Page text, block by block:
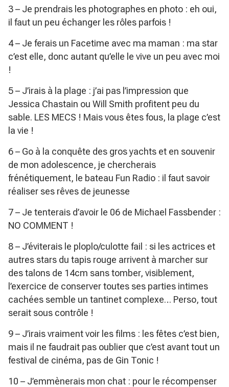
3 – Je prendrais les photographes en photo : eh oui,
il faut un peu échanger les rôles parfois !
4 – Je ferais un Facetime avec ma maman : ma star
c’est elle, donc autant qu’elle le vive un peu avec moi
!
5 – J’irais à la plage : j’ai pas l’impression que
Jessica Chastain ou Will Smith profitent peu du
sable. LES MECS ! Mais vous êtes fous, la plage c’est
la vie !
6 – Go à la conquête des gros yachts et en souvenir
de mon adolescence, je chercherais
frénétiquement, le bateau Fun Radio : il faut savoir
réaliser ses rêves de jeunesse
7 – Je tenterais d’avoir le 06 de Michael Fassbender :
NO COMMENT !
8 – J’éviterais le ploplo/culotte fail : si les actrices et
autres stars du tapis rouge arrivent à marcher sur
des talons de 14cm sans tomber, visiblement,
l’exercice de conserver toutes ses parties intimes
cachées semble un tantinet complexe… Perso, tout
serait sous contrôle !
9 – J’irais vraiment voir les films : les fêtes c’est bien,
mais il ne faudrait pas oublier que c’est avant tout un
festival de cinéma, pas de Gin Tonic !
10 – J’emmènerais mon chat : pour le récompenser